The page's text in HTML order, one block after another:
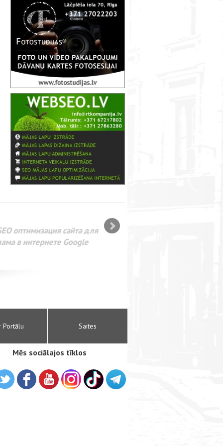
оптимизация сайта для
в интернете Google
Portālu Saites
Mēs sociālajos tīklos